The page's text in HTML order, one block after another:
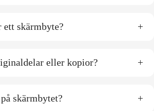
skärmbyte? +
eller kopior? +
skärmbytet? +